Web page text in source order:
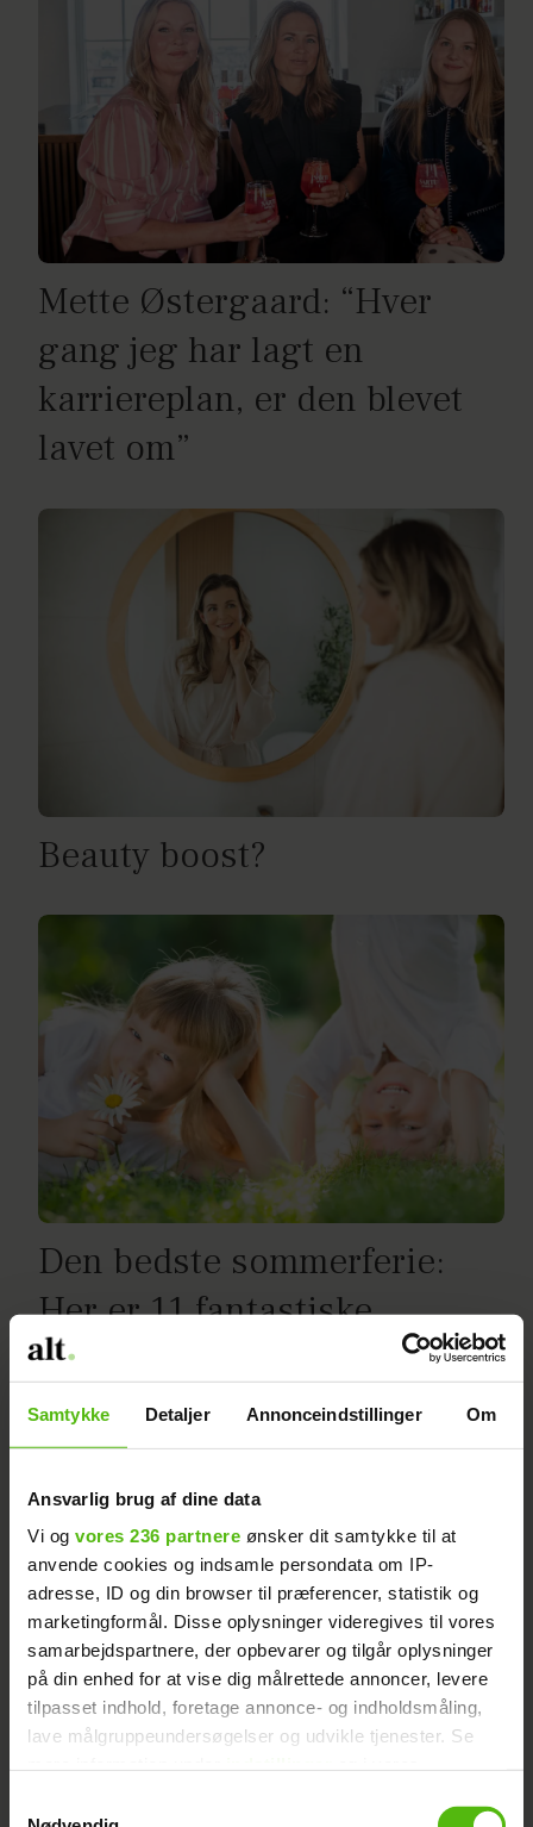
Samtykke Detaljer Annonceindstillinger Om
Ansvarlig brug af dine data
Vi og vores 236 partnere ønsker dit samtykke til at
anvende cookies og indsamle persondata om IP-
adresse, ID og din browser til præferencer, statistik og
marketingformål. Disse oplysninger videregives til vores
samarbejdspartnere, der opbevarer og tilgår oplysninger
på din enhed for at vise dig målrettede annoncer, levere
tilpasset indhold, foretage annonce- og indholdsmåling,
lave målgruppeundersøgelser og udvikle tjenester. Se
tilbage eller ændre indstillinger fra vores
Mette Østergaard: “Hver
gang jeg har lagt en
karriereplan, er den blevet
lavet om”
Beauty boost?
Den bedste sommerferie:
Her er 11 fantastiske
oplevelser for hele familien